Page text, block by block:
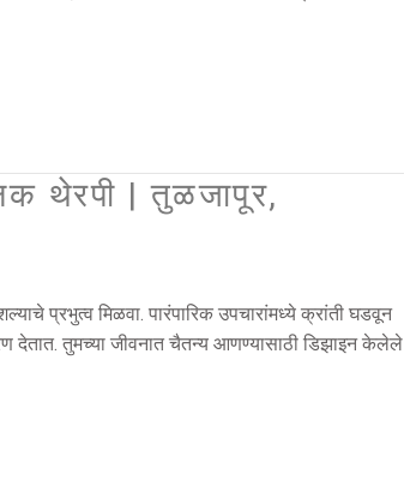
थेरपी | तुळजापूर,
प्रभुत्व मिळवा. पारंपारिक उपचारांमध्ये क्रांती घडवून
देतात. तुमच्या जीवनात चैतन्य आणण्यासाठी डिझाइन केलेले